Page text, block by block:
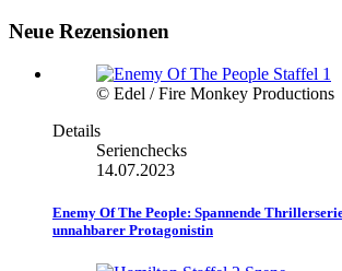
Neue Rezensionen
© Edel / Fire Monkey Productions
Details
Serienchecks
14.07.2023
Enemy Of The People: Spannende
unnahbarer Protagonistin